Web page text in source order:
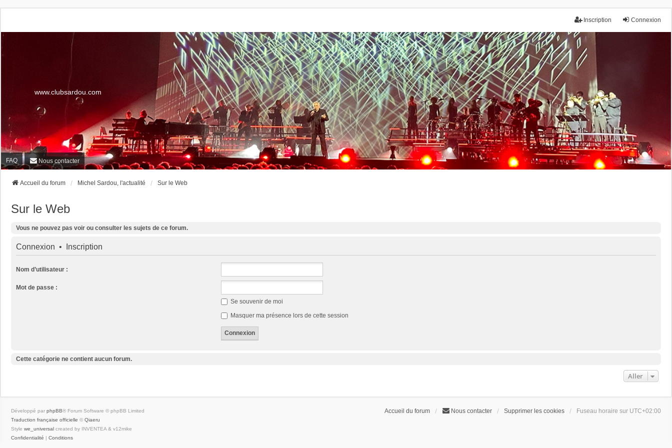
Connexion
Inscription
www.clubsardou.com
FAQ Nous contacter
Accueil du forum Michel Sardou, l'actualité Sur le Web
Sur le Web
Vous ne pouvez pas voir ou consulter les sujets de ce forum.
Connexion • Inscription
Nom d’utilisateur :
Mot de passe :
Se souvenir de moi
Masquer ma présence lors de cette session
Cette catégorie ne contient aucun forum.
Aller
Accueil du forum Nous contacter Supprimer les cookies Fuseau horaire sur UTC+02:00
Développé par phpBB® Forum Software © phpBB Limited
Traduction française officielle © Qiaeru
Style we_universal created by INVENTEA & v12mike
Confidentialité | Conditions